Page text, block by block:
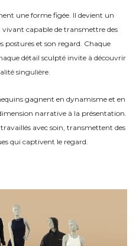
une forme figée. Il devient un
vivant capable de transmettre des
postures et son regard. Chaque
détail sculpté invite à découvrir
singulière.
gagnent en dynamisme et en
narrative à la présentation.
avec soin, transmettent des
qui captivent le regard.